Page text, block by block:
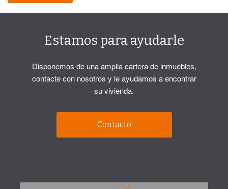
Estamos para ayudarle
Disponemos de una amplia cartera de inmuebles,
contacte con nosotros y le ayudamos a encontrar
su vivienda.
Contacto